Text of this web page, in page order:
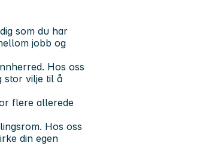
som du har
jobb og
Hos oss
stor vilje til å
flere allerede
Hos oss
din egen